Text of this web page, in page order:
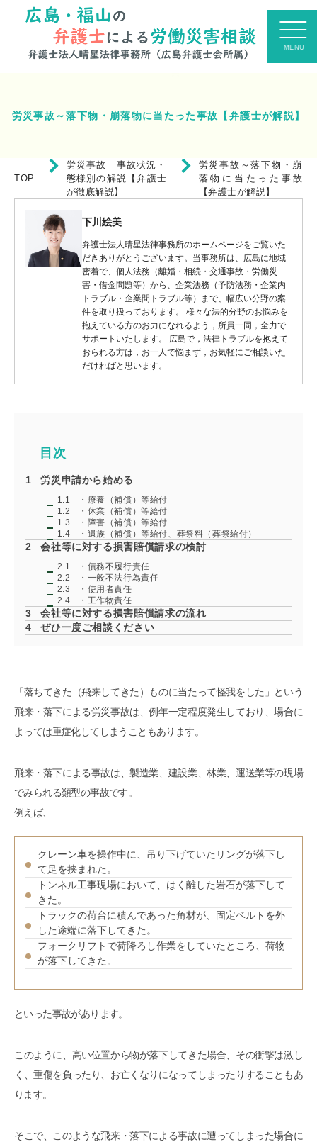
労災事故～落下物・崩落物に当たった事故【弁護士が解説】
TOP
労災事故 事故状況・
態様別の解説【弁護士
が徹底解説】
労災事故～落下物・崩
落物に当たった事故
【弁護士が解説】
下川絵美
弁護士法人晴星法律事務所のホームページをご覧いた
だきありがとうございます。当事務所は、広島に地域
密着で、個人法務（離婚・相続・交通事故・労働災
害・借金問題等）から、企業法務（予防法務・企業内
トラブル・企業間トラブル等）まで、幅広い分野の案
件を取り扱っております。 様々な法的分野のお悩みを
抱えている方のお力になれるよう，所員一同，全力で
サポートいたします。 広島で，法律トラブルを抱えて
おられる方は，お一人で悩まず，お気軽にご相談いた
だければと思います。
目次
1 労災申請から始める
1.1
・療養（補償）等給付
1.2
・休業（補償）等給付
1.3
・障害（補償）等給付
1.4
・遺族（補償）等給付、葬祭料（葬祭給付）
2 会社等に対する損害賠償請求の検討
2.1
・債務不履行責任
2.2
・一般不法行為責任
2.3
・使用者責任
2.4
・工作物責任
3
会社等に対する損害賠償請求の流れ
4
ぜひ一度ご相談ください
「落ちてきた（飛来してきた）ものに当たって怪我をした」という
飛来・落下による労災事故は、例年一定程度発生しており、場合に
よっては重症化してしまうこともあります。
飛来・落下による事故は、製造業、建設業、林業、運送業等の現場
でみられる類型の事故です。
例えば、
クレーン車を操作中に、吊り下げていたリングが落下し
て足を挟まれた。
トンネル工事現場において、はく離した岩石が落下して
きた。
トラックの荷台に積んであった角材が、固定ベルトを外
した途端に落下してきた。
フォークリフトで荷降ろし作業をしていたところ、荷物
が落下してきた。
といった事故があります。
このように、高い位置から物が落下してきた場合、その衝撃は激し
く、重傷を負ったり、お亡くなりになってしまったりすることもあ
ります。
そこで、このような飛来・落下による事故に遭ってしまった場合に